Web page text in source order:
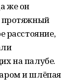
же он
протяжный
расстояние,
на палубе.
и шлёпая